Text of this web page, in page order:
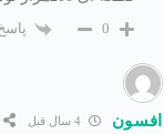
0
افسون 4 سال قبل